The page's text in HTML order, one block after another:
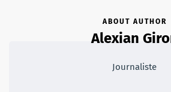
ABOUT AUTHOR
Alexian
Journaliste